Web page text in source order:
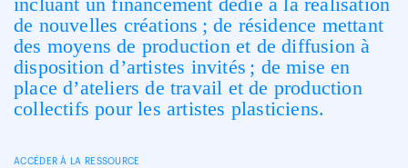
de nouvelles créations ; de résidence mettant
des moyens de production et de diffusion à
disposition d’artistes invités ; de mise en
place d’ateliers de travail et de production
collectifs pour les artistes plasticiens.
ACCÉDER À LA RESSOURCE